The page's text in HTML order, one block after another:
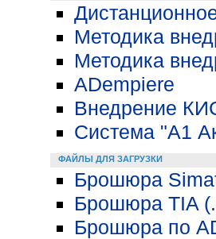
Методика
Методика
ADempiere
Внедрение
Система "A1
ФАЙЛЫ ДЛЯ ЗАГРУЗКИ
Брошюра
Брошюра TIA
Брошюра по